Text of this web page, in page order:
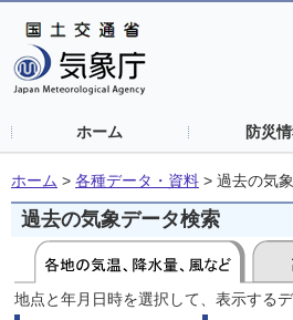
ホーム 防災
ホーム > 各種データ・資料 > 過去の気
過去の気象データ検索
地点と年月日時を選択して、表示する